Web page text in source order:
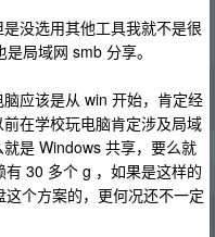
没选用其他工具我就不是很
局域网 smb 分享。
应该是从 win 开始，肯定经
在学校玩电脑肯定涉及局域
是 Windows 共享，要么就
30 多个 g ，如果是这样的
个方案的，更何况还不一定